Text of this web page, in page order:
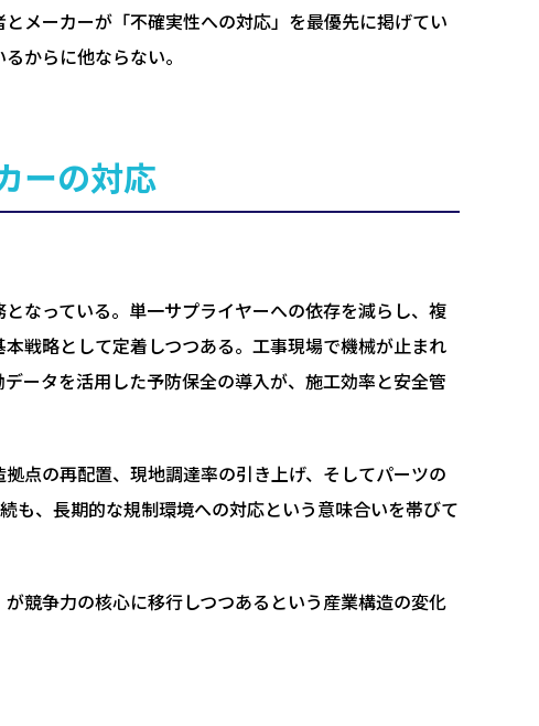
メーカーが「不確実性への対応」を最優先に掲げてい
からに他ならない。
ーの対応
なっている。単一サプライヤーへの依存を減らし、複
戦略として定着しつつある。工事現場で機械が止まれ
ータを活用した予防保全の導入が、施工効率と安全管
点の再配置、現地調達率の引き上げ、そしてパーツの
も、長期的な規制環境への対応という意味合いを帯びて
競争力の核心に移行しつつあるという産業構造の変化